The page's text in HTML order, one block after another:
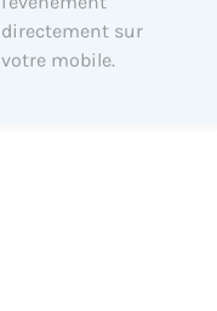
directement sur
votre mobile.